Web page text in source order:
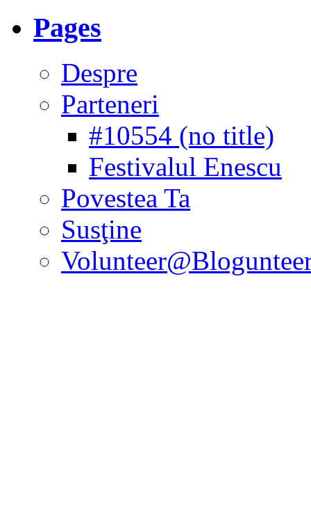
Pages
Despre
Parteneri
#10554 (no title)
Festivalul Enescu
Povestea Ta
Susţine